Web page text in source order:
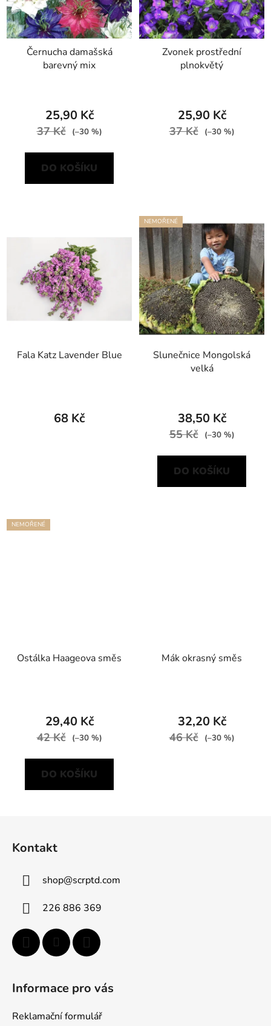
Černucha damašská
barevný mix
25,90 Kč
37 Kč (–30 %)
DO KOŠÍKU
Zvonek prostřední
plnokvětý
25,90 Kč
37 Kč (–30 %)
Fala Katz Lavender Blue
68 Kč
NEMOŘENÉ
Slunečnice Mongolská
velká
38,50 Kč
55 Kč (–30 %)
DO KOŠÍKU
NEMOŘENÉ
Ostálka Haageova směs
29,40 Kč
42 Kč (–30 %)
DO KOŠÍKU
Mák okrasný směs
32,20 Kč
46 Kč (–30 %)
Kontakt
shop@scrptd.com
226 886 369
Informace pro vás
Reklamační formulář